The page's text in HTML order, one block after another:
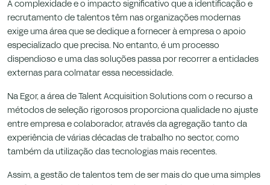
A complexidade e o impacto significativo que a identificação e
recrutamento de talentos têm nas organizações modernas
exige uma área que se dedique a fornecer à empresa o apoio
especializado que precisa. No entanto, é um processo
dispendioso e uma das soluções passa por recorrer a entidades
externas para colmatar essa necessidade.
Na Egor, a área de Talent Acquisition Solutions com o recurso a
métodos de seleção rigorosos proporciona qualidade no ajuste
entre empresa e colaborador, através da agregação tanto da
experiência de várias décadas de trabalho no sector, como
também da utilização das tecnologias mais recentes.
Assim, a gestão de talentos tem de ser mais do que uma simples